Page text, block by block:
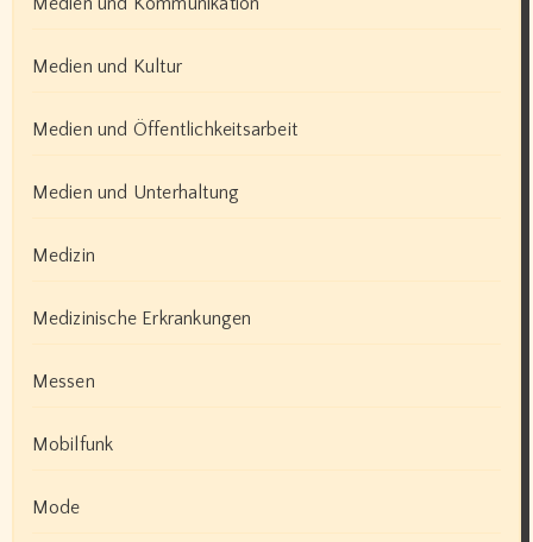
Medien und Kultur
Medien und Öffentlichkeitsarbeit
Medien und Unterhaltung
Medizin
Medizinische Erkrankungen
Messen
Mobilfunk
Mode